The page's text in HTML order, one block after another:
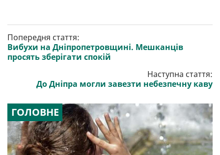
Попередня стаття:
Вибухи на Дніпропетровщині. Мешканців
просять зберігати спокій
Наступна стаття:
До Дніпра могли завезти небезпечну каву
ГОЛОВНЕ